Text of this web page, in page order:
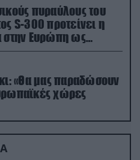
πυραύλους του
S-300 προτείνει η
στην Ευρώπη ως
σύστημα
«Θα μας παραδώσουν
χώρες